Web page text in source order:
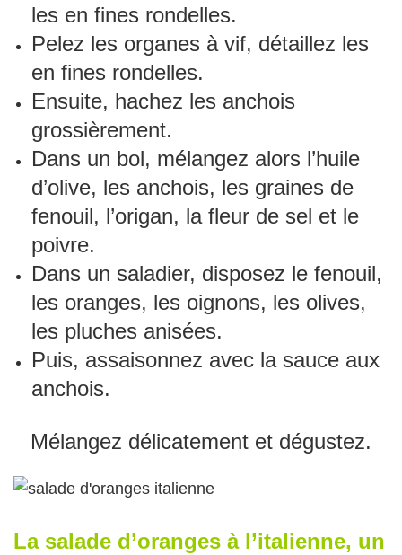
les en fines rondelles.
Pelez les organes à vif, détaillez les
en fines rondelles.
Ensuite, hachez les anchois
grossièrement.
Dans un bol, mélangez alors l’huile
d’olive, les anchois, les graines de
fenouil, l’origan, la fleur de sel et le
poivre.
Dans un saladier, disposez le fenouil,
les oranges, les oignons, les olives,
les pluches anisées.
Puis, assaisonnez avec la sauce aux
anchois.
Mélangez délicatement et dégustez.
La salade d’oranges à l’italienne, un